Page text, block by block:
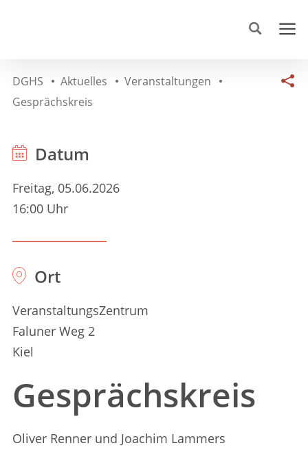
DGHS Aktuelles
Veranstaltungen
Gesprächskreis
Datum
Freitag, 05.06.2026
16:00 Uhr
Ort
VeranstaltungsZentrum
Faluner Weg 2
Kiel
Gesprächskreis
Oliver Renner und Joachim Lammers